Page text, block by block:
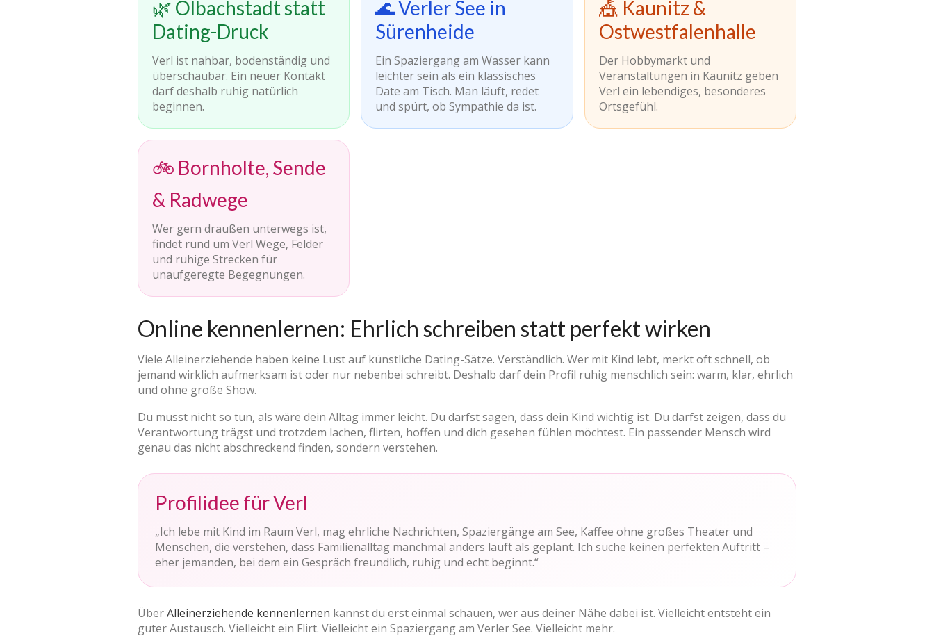
🌿 Ölbachstadt statt
Dating-Druck
Verl ist nahbar, bodenständig und
überschaubar. Ein neuer Kontakt
darf deshalb ruhig natürlich
beginnen.
🌊 Verler See in
Sürenheide
Ein Spaziergang am Wasser kann
leichter sein als ein klassisches
Date am Tisch. Man läuft, redet
und spürt, ob Sympathie da ist.
🎪 Kaunitz &
Ostwestfalenhalle
Der Hobbymarkt und
Veranstaltungen in Kaunitz geben
Verl ein lebendiges, besonderes
Ortsgefühl.
🚲 Bornholte, Sende
& Radwege
Wer gern draußen unterwegs ist,
findet rund um Verl Wege, Felder
und ruhige Strecken für
unaufgeregte Begegnungen.
Online kennenlernen: Ehrlich schreiben statt perfekt wirken
Viele Alleinerziehende haben keine Lust auf künstliche Dating-Sätze. Verständlich. Wer mit Kind lebt, merkt oft schnell, ob
jemand wirklich aufmerksam ist oder nur nebenbei schreibt. Deshalb darf dein Profil ruhig menschlich sein: warm, klar, ehrlich
und ohne große Show.
Du musst nicht so tun, als wäre dein Alltag immer leicht. Du darfst sagen, dass dein Kind wichtig ist. Du darfst zeigen, dass du
Verantwortung trägst und trotzdem lachen, flirten, hoffen und dich gesehen fühlen möchtest. Ein passender Mensch wird
genau das nicht abschreckend finden, sondern verstehen.
Profilidee für Verl
„Ich lebe mit Kind im Raum Verl, mag ehrliche Nachrichten, Spaziergänge am See, Kaffee ohne großes Theater und
Menschen, die verstehen, dass Familienalltag manchmal anders läuft als geplant. Ich suche keinen perfekten Auftritt –
eher jemanden, bei dem ein Gespräch freundlich, ruhig und echt beginnt.“
ÜberAlleinerziehende kennenlernen kannst du erst einmal schauen, wer aus deiner Nähe dabei ist. Vielleicht entsteht ein
guter Austausch. Vielleicht ein Flirt. Vielleicht ein Spaziergang am Verler See. Vielleicht mehr.